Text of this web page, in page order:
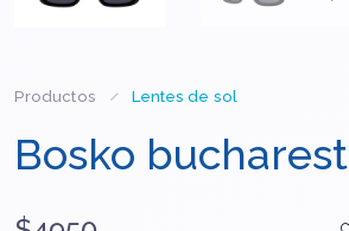
Productos Lentes de sol
Bosko